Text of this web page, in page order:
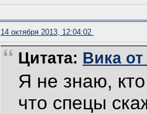
14 октября 2013, 12:04:02
Цитата: Вика от
Я не знаю,
что спецы